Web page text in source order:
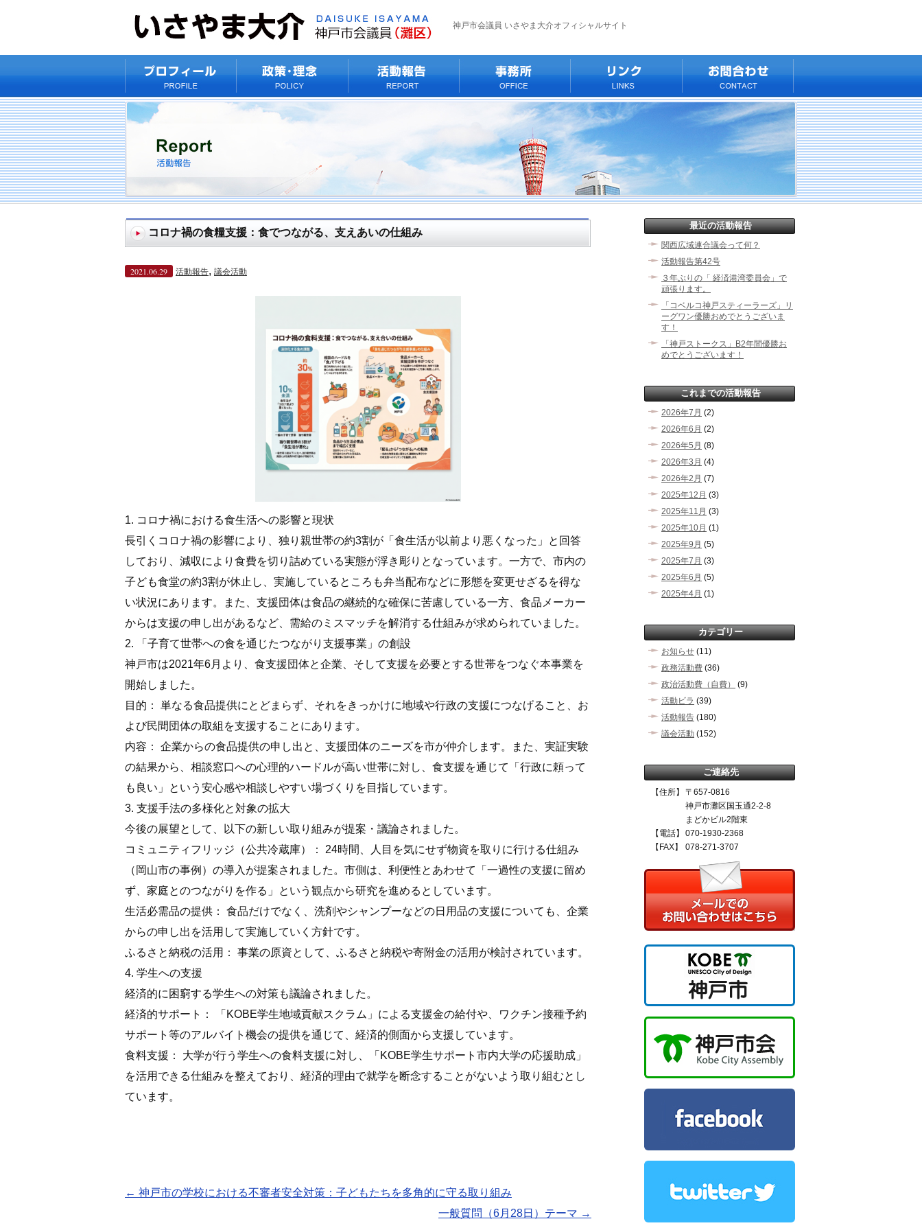
神戸市会議員 いさやま大介オフィシャルサイト
コロナ禍の食糧支援：食でつながる、支えあいの仕組み
2021.06.29 活動報告, 議会活動
1. コロナ禍における食生活への影響と現状
長引くコロナ禍の影響により、独り親世帯の約3割が「食生活が以前より悪くなった」と回答
しており、減収により食費を切り詰めている実態が浮き彫りとなっています。一方で、市内の
子ども食堂の約3割が休止し、実施しているところも弁当配布などに形態を変更せざるを得な
い状況にあります。また、支援団体は食品の継続的な確保に苦慮している一方、食品メーカー
からは支援の申し出があるなど、需給のミスマッチを解消する仕組みが求められていました。
2. 「子育て世帯への食を通じたつながり支援事業」の創設
神戸市は2021年6月より、食支援団体と企業、そして支援を必要とする世帯をつなぐ本事業を
開始しました。
目的： 単なる食品提供にとどまらず、それをきっかけに地域や行政の支援につなげること、お
よび民間団体の取組を支援することにあります。
内容： 企業からの食品提供の申し出と、支援団体のニーズを市が仲介します。また、実証実験
の結果から、相談窓口への心理的ハードルが高い世帯に対し、食支援を通じて「行政に頼って
も良い」という安心感や相談しやすい場づくりを目指しています。
3. 支援手法の多様化と対象の拡大
今後の展望として、以下の新しい取り組みが提案・議論されました。
コミュニティフリッジ（公共冷蔵庫）： 24時間、人目を気にせず物資を取りに行ける仕組み
（岡山市の事例）の導入が提案されました。市側は、利便性とあわせて「一過性の支援に留め
ず、家庭とのつながりを作る」という観点から研究を進めるとしています。
生活必需品の提供： 食品だけでなく、洗剤やシャンプーなどの日用品の支援についても、企業
からの申し出を活用して実施していく方針です。
ふるさと納税の活用： 事業の原資として、ふるさと納税や寄附金の活用が検討されています。
4. 学生への支援
経済的に困窮する学生への対策も議論されました。
経済的サポート： 「KOBE学生地域貢献スクラム」による支援金の給付や、ワクチン接種予約
サポート等のアルバイト機会の提供を通じて、経済的側面から支援しています。
食料支援： 大学が行う学生への食料支援に対し、「KOBE学生サポート市内大学の応援助成」
を活用できる仕組みを整えており、経済的理由で就学を断念することがないよう取り組むとし
ています。
← 神戸市の学校における不審者安全対策：子どもたちを多角的に守る取り組み
一般質問（6月28日）テーマ →
最近の活動報告
関西広域連合議会って何？
活動報告第42号
３年ぶりの「 経済港湾委員会」で
頑張ります。
「コベルコ神戸スティーラーズ」リ
ーグワン優勝おめでとうございま
す！
「神戸ストークス」B2年間優勝お
めでとうございます！
これまでの活動報告
2026年7月 (2)
2026年6月 (2)
2026年5月 (8)
2026年3月 (4)
2026年2月 (7)
2025年12月 (3)
2025年11月 (3)
2025年10月 (1)
2025年9月 (5)
2025年7月 (3)
2025年6月 (5)
2025年4月 (1)
カテゴリー
お知らせ (11)
政務活動費 (36)
政治活動費（自費）
(9)
活動ビラ (39)
活動報告 (180)
議会活動 (152)
ご連絡先
【住所】
〒657-0816
神戸市灘区国玉通2-2-8
まどかビル2階東
【電話】
070-1930-2368
【FAX】
078-271-3707